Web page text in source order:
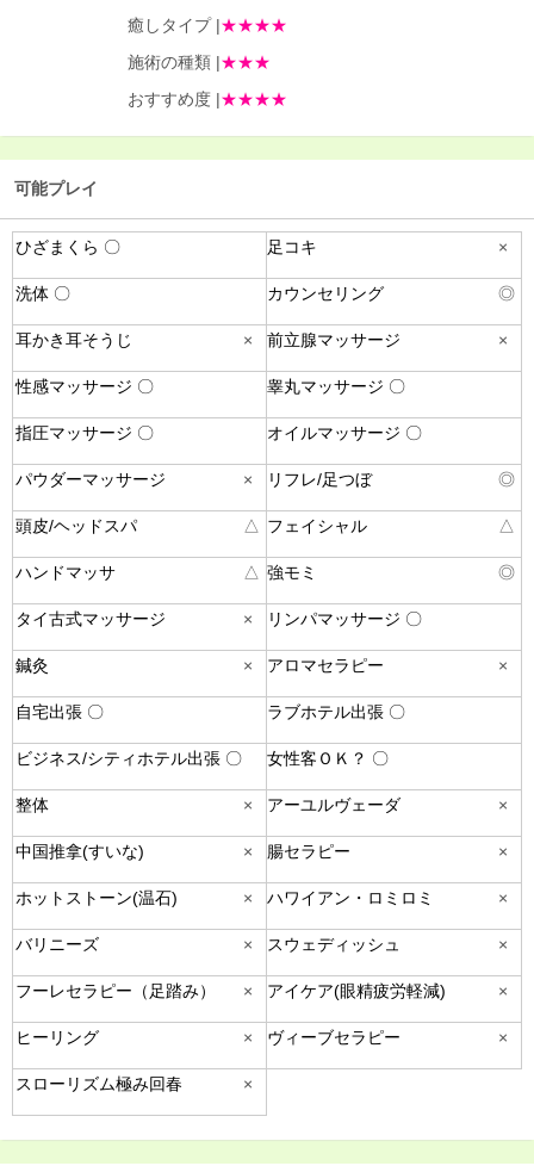
癒しタイプ |★★★★
施術の種類 |★★★
おすすめ度 |★★★★
可能プレイ
ひざまくら 〇 足コキ ×
洗体 〇 カウンセリング ◎
耳かき耳そうじ × 前立腺マッサージ ×
性感マッサージ 〇 睾丸マッサージ 〇
指圧マッサージ 〇 オイルマッサージ 〇
パウダーマッサージ × リフレ/足つぼ ◎
頭皮/ヘッドスパ △ フェイシャル △
ハンドマッサ △ 強モミ ◎
タイ古式マッサージ × リンパマッサージ 〇
鍼灸 × アロマセラピー ×
自宅出張 〇 ラブホテル出張 〇
ビジネス/シティホテル出張 〇 女性客ＯＫ？ 〇
整体 × アーユルヴェーダ ×
中国推拿(すいな) × 腸セラピー ×
ホットストーン(温石) × ハワイアン・ロミロミ ×
バリニーズ × スウェディッシュ ×
フーレセラピー（足踏み） × アイケア(眼精疲労軽減) ×
ヒーリング × ヴィーブセラピー ×
スローリズム極み回春 ×